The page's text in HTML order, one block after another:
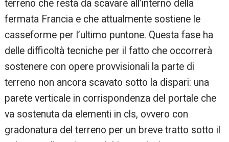
terreno che resta da scavare all’interno della
fermata Francia e che attualmente sostiene le
casseforme per l’ultimo puntone. Questa fase ha
delle difficoltà tecniche per il fatto che occorrerà
sostenere con opere provvisionali la parte di
terreno non ancora scavato sotto la dispari: una
parete verticale in corrispondenza del portale che
va sostenuta da elementi in cls, ovvero con
gradonatura del terreno per un breve tratto sotto il